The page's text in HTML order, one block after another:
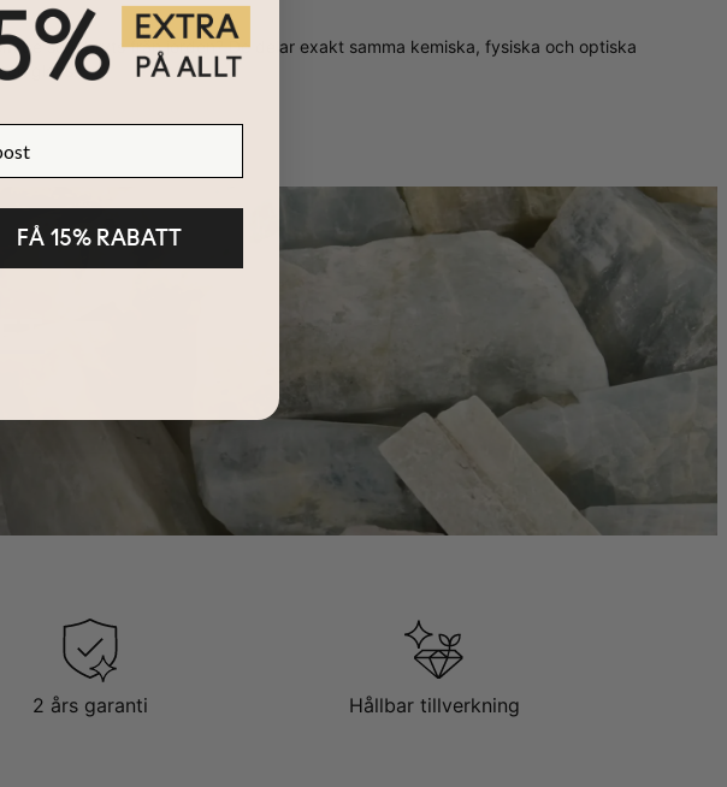
de som bryts från jorden? De delar exakt samma kemiska, fysiska och optiska
glans.
2 års garanti Hållbar tillverkning
FÅ 15% RABATT